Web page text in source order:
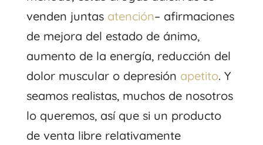
venden juntas atención– afirmaciones
de mejora del estado de ánimo,
aumento de la energía, reducción del
dolor muscular o depresión apetito. Y
seamos realistas, muchos de nosotros
lo queremos, así que si un producto
de venta libre relativamente